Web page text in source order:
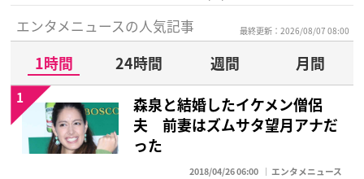
エンタメニュースの人気記事 最終更新：2026/08/07 08:00
1時間 24時間 週間
月間
森泉と結婚したイケメン僧侶
夫 前妻はズムサタ望月アナだ
った
2018/04/26 06:00 エンタメニュース
1